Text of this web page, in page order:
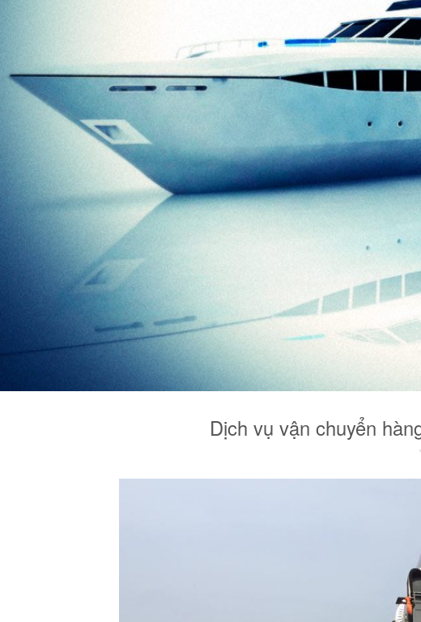
Dịch vụ vận chuyển